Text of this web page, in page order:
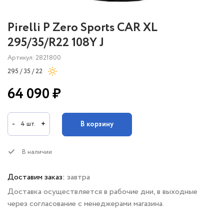
Pirelli P Zero Sports CAR XL
295/35/R22 108Y J
Артикул: 2821800
295 / 35 / 22
64 090 ₽
- 4 шт. + В корзину
В наличии
Доставим заказ: завтра
Доставка осуществляется в рабочие дни, в выходные
через согласование с менеджерами магазина.